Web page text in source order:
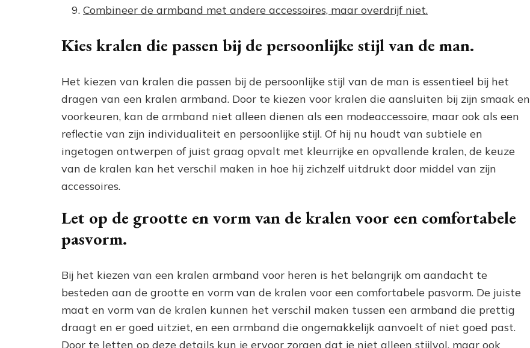
Combineer de armband met andere accessoires, maar overdrijf niet.
Kies kralen die passen bij de persoonlijke stijl van de man.
Het kiezen van kralen die passen bij de persoonlijke stijl van de man is essentieel bij het
dragen van een kralen armband. Door te kiezen voor kralen die aansluiten bij zijn smaak en
voorkeuren, kan de armband niet alleen dienen als een modeaccessoire, maar ook als een
reflectie van zijn individualiteit en persoonlijke stijl. Of hij nu houdt van subtiele en
ingetogen ontwerpen of juist graag opvalt met kleurrijke en opvallende kralen, de keuze
van de kralen kan het verschil maken in hoe hij zichzelf uitdrukt door middel van zijn
accessoires.
Let op de grootte en vorm van de kralen voor een comfortabele
pasvorm.
Bij het kiezen van een kralen armband voor heren is het belangrijk om aandacht te
besteden aan de grootte en vorm van de kralen voor een comfortabele pasvorm. De juiste
maat en vorm van de kralen kunnen het verschil maken tussen een armband die prettig
draagt en er goed uitziet, en een armband die ongemakkelijk aanvoelt of niet goed past.
Door te letten op deze details kun je ervoor zorgen dat je niet alleen stijlvol, maar ook